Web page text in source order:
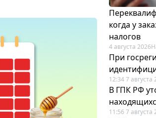
когда у
налогов
4 августа 2026
При
12:34 7 августа
В ГПК РФ
11:56 7 августа